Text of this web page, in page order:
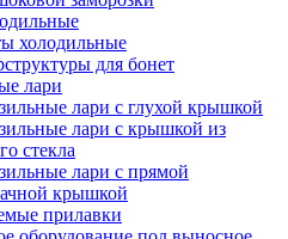
холодильные
для бонет
лари
лари с глухой крышкой
лари с крышкой из
стекла
лари с прямой
крышкой
прилавки